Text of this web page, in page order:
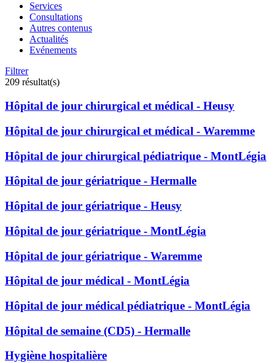
Services
Consultations
Autres contenus
Actualités
Evénements
Filtrer
209 résultat(s)
Hôpital de jour chirurgical et médical - Heusy
Hôpital de jour chirurgical et médical - Waremme
Hôpital de jour chirurgical pédiatrique - MontLégia
Hôpital de jour gériatrique - Hermalle
Hôpital de jour gériatrique - Heusy
Hôpital de jour gériatrique - MontLégia
Hôpital de jour gériatrique - Waremme
Hôpital de jour médical - MontLégia
Hôpital de jour médical pédiatrique - MontLégia
Hôpital de semaine (CD5) - Hermalle
Hygiène hospitalière